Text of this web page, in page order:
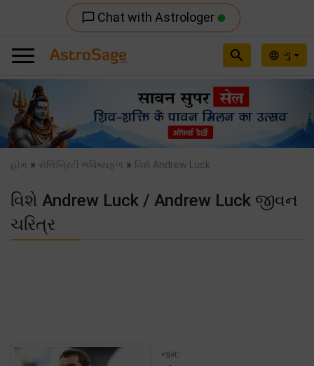
chat_bubble_outline Chat with Astrologer
language ગુ
search
Previous
હોમ » સેલિબ્રિટી ભવિષ્યફળ » વિશે Andrew Luck
વિશે Andrew Luck / Andrew Luck જીવન
ચરિત્ર
નામ: